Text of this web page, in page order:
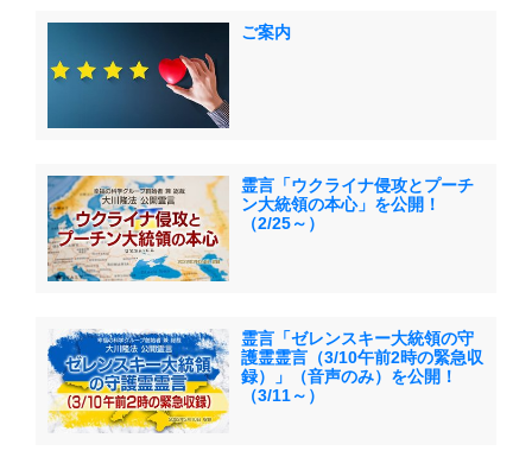
ご案内
霊言「ウクライナ侵攻とプーチ
ン大統領の本心」を公開！
（2/25～）
霊言「ゼレンスキー大統領の守
護霊霊言（3/10午前2時の緊急収
録）」（音声のみ）を公開！
（3/11～）